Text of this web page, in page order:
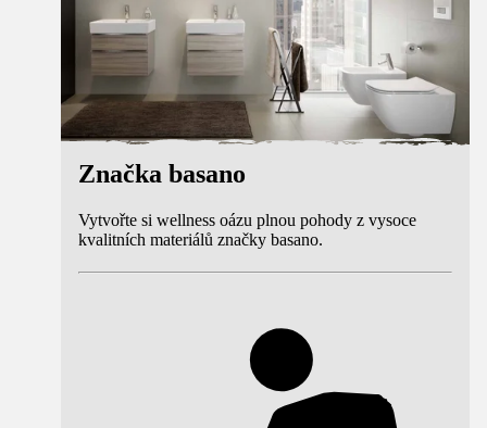
Značka basano
Vytvořte si wellness oázu plnou pohody z vysoce
kvalitních materiálů značky basano.